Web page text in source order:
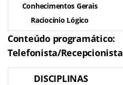
Conhecimentos Gerais
Raciocínio Lógico
Conteúdo programático:
Telefonista/Recepcionista
DISCIPLINAS